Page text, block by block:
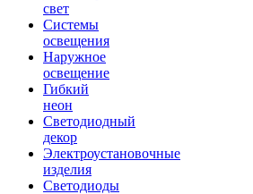
свет
Системы
освещения
Наружное
освещение
Гибкий
неон
Светодиодный
декор
Электроустановочные
изделия
Светодиоды